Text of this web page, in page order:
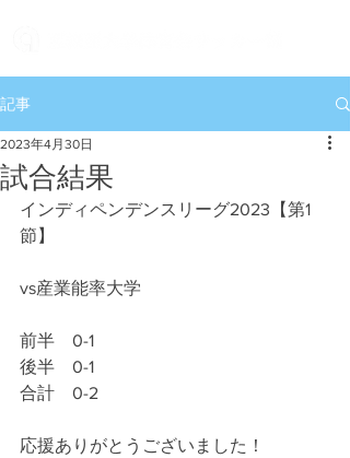
記事
試合結果
2023年4月30日
インディペンデンスリーグ2023【第1
節】
vs産業能率大学
前半　0-1
後半　0-1
合計　0-2
応援ありがとうございました！